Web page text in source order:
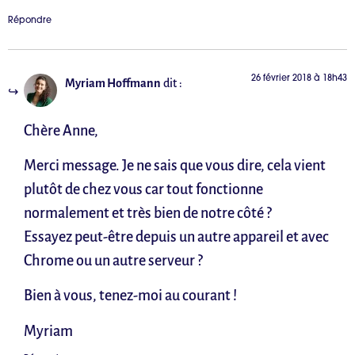
Répondre
Myriam Hoffmann dit : 26 février 2018 à 18h43
Chère Anne,
Merci message. Je ne sais que vous dire, cela vient
plutôt de chez vous car tout fonctionne
normalement et très bien de notre côté ?
Essayez peut-être depuis un autre appareil et avec
Chrome ou un autre serveur ?
Bien à vous, tenez-moi au courant !
Myriam